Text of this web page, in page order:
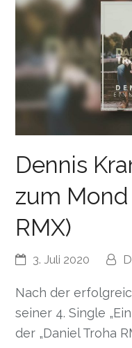
Dennis
zum Mond
RMX)
3. Juli 2020
Nach der
seiner 4. Single
der „Daniel Troha